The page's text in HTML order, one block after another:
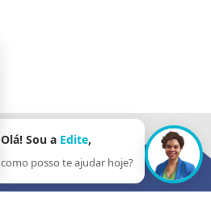
Olá! Sou a Edite,
como posso te ajudar hoje?